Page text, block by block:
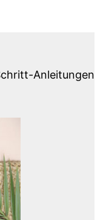
Anleitungen